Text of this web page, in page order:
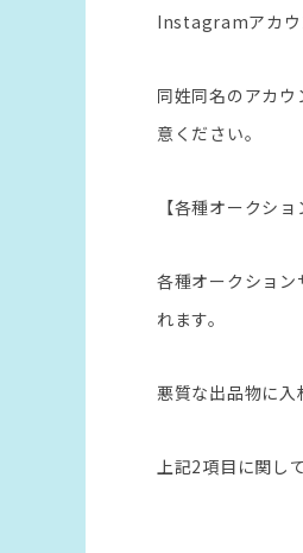
Instagramアカウ
同姓同名のアカ
意ください。
【各種オークシ
各種オークション
れます。
悪質な出品物に入
上記2項目に関し